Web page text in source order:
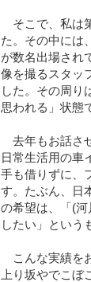
そこで、私は
た。その中には
が数名出場され
像を撮るスタッ
した。その周り
思われる」状態
去年もお話さ
日常生活用の車
手も借りずに、
す。たぶん、日
の希望は、「(
したい」という
こんな実績を
上り坂やでこ